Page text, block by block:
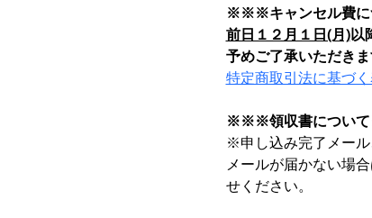
※※※キャンセル費
前日１２月１日(月)以
予めご了承いただき
特定商取引法に基づ
※※※領収書につい
※申し込み完了メール
メールが届かない場
せください。